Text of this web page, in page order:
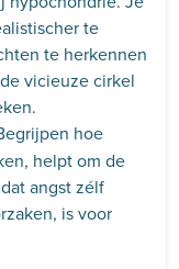
te
te herkennen
vicieuze cirkel
hoe
helpt om de
angst zélf
is voor